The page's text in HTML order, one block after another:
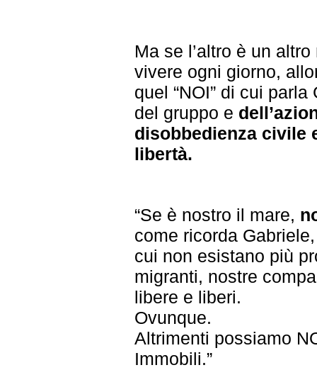
Ma se l’altro è un
vivere ogni giorno,
quel “NOI” di cui
del gruppo e
disobbedienza civile
libertà.
“Se è nostro il mare,
come ricorda
cui non esistano più
migranti, nostre
libere e liberi.
Ovunque.
Altrimenti possiamo
Immobili.”